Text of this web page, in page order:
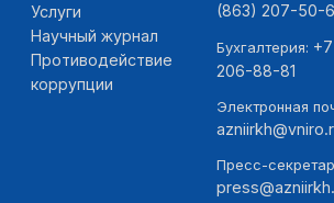
Услуги
Научный журнал
Противодействие
коррупции
(863) 207-50-
Бухгалтерия:
206-88-81
Электронная
Пресс-